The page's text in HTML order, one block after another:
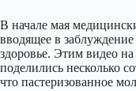
В начале мая
вводящее в
здоровье. Этим видео на
поделились несколько
что пастеризованное